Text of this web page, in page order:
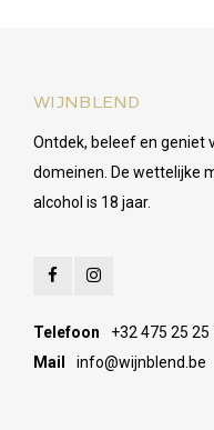
WIJNBLEND
Ontdek, beleef en geniet
domeinen. De wettelijke
alcohol is 18 jaar.
Telefoon
+32 475 25 25
Mail
info@wijnblend.be